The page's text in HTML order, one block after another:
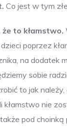
Co jest w tym
to kłamstwo.
poprzez
na dodatek
sobie
to jak
nie
pod